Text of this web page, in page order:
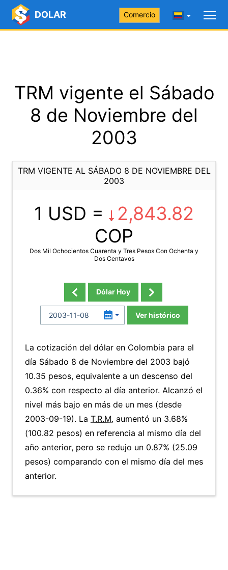
DOLAR Comercio
TRM vigente el Sábado
8 de Noviembre del
2003
TRM VIGENTE AL SÁBADO 8 DE NOVIEMBRE DEL
2003
1 USD =
2,843.82
COP
Dos Mil Ochocientos Cuarenta y Tres Pesos Con Ochenta y
Dos Centavos
Dólar Hoy
Ver histórico
La cotización del dólar en Colombia para el
día Sábado 8 de Noviembre del 2003 bajó
10.35 pesos, equivalente a un descenso del
0.36% con respecto al día anterior. Alcanzó el
nivel más bajo en más de un mes (desde
2003-09-19). La T.R.M. aumentó un 3.68%
(100.82 pesos) en referencia al mismo día del
año anterior, pero se redujo un 0.87% (25.09
pesos) comparando con el mismo día del mes
anterior.